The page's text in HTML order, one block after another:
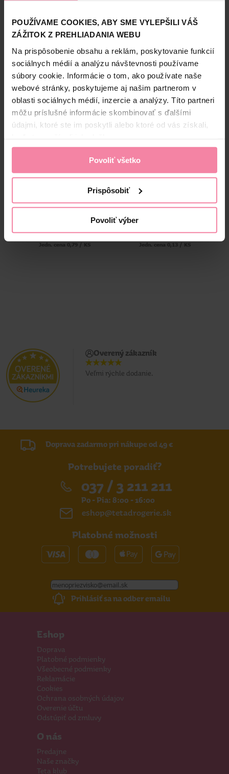
POUŽÍVAME COOKIES, ABY SME VYLEPŠILI VÁŠ
ZÁŽITOK Z PREHLIADANIA WEBU
Na prispôsobenie obsahu a reklám, poskytovanie funkcií
sociálnych médií a analýzu návštevnosti používame
súbory cookie. Informácie o tom, ako používate naše
webové stránky, poskytujeme aj našim partnerom v
oblasti sociálnych médií, inzercie a analýzy. Títo partneri
môžu príslušné informácie skombinovať s ďalšími
údajmi, ktoré ste im poskytli alebo ktoré od vás získali,
Povoliť všetko
Prispôsobiť
Povoliť výber
Zloženie
High-contrast mode
Alternatívne produkty
KOH-I-NOOR popisovač
permanentný K červený
0,79
Jedn. cena 0,79 / KS
KOH-I-NOOR popisovače
0,79
Jedn. cena 0,13 / KS
Overený zákazník
Veľmi rýchle dodanie.
Doprava zadarmo pri nákupe od 49 €
Potrebujete poradiť?
037 / 3 211 211
Po - Pia: 8:00 - 16:00
eshop@tetadrogerie.sk
Platobné možnosti
Prihlásiť sa na odber emailu
Eshop
Doprava
Platobné podmienky
Všeobecné podmienky
Reklamácie
Cookies
Ochrana osobných údajov
Overenie účtu
Odstúpiť od zmluvy
O nás
Predajne
Naše značky
Teta klub